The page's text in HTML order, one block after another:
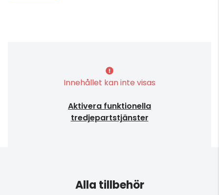
Innehållet kan inte visas
Aktivera funktionella
tredjepartstjänster
Alla tillbehör